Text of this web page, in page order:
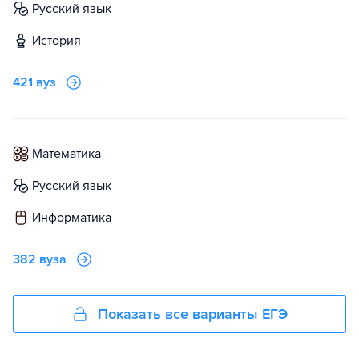
русский язык
история
421 вуз
математика
русский язык
информатика
382 вуза
Показать все варианты ЕГЭ